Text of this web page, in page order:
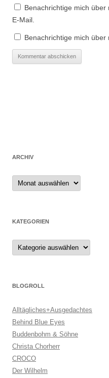
Benachrichtige mich
E-Mail.
Benachrichtige mich über
ARCHIV
Archiv
KATEGORIEN
Kategorien
BLOGROLL
Alltägliches+Ausgedachtes
Behind Blue Eyes
Buddenbohm & Söhne
Christa Chorherr
CROCO
Der Wilhelm